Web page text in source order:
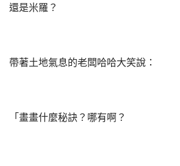
還是米羅？
帶著土地氣息的老闆哈哈大笑說：
「畫畫什麼秘訣？哪有啊？